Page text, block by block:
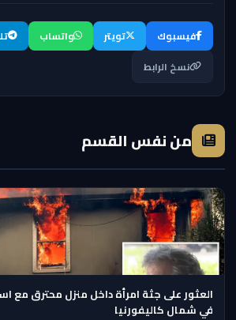
فيسبوك تويتر واتساب
نسخ الرابط
من نفس القسم
العثور على جثة امرأة داخل منزل محترق مع
في شمال كاليفورنيا